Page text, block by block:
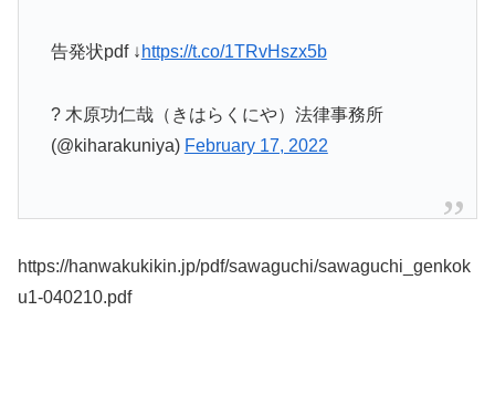
告発状pdf ↓ https://t.co/1TRvHszx5b
? 木原功仁哉（きはらくにや）法律事務所
(@kiharakuniya) February 17, 2022
https://hanwakukikin.jp/pdf/sawaguchi/sawaguchi_genkok
u1-040210.pdf